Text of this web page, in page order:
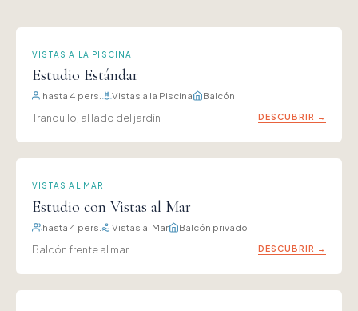
VISTAS A LA PISCINA
Estudio Estándar
hasta 4 pers. Vistas a la Piscina Balcón
Tranquilo, al lado del jardín DESCUBRIR →
VISTAS AL MAR
Estudio con Vistas al Mar
hasta 4 pers. Vistas al Mar Balcón privado
Balcón frente al mar DESCUBRIR →